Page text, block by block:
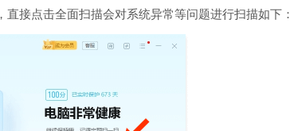
直接点击全面扫描会对系统异常等问题进行扫描如下：